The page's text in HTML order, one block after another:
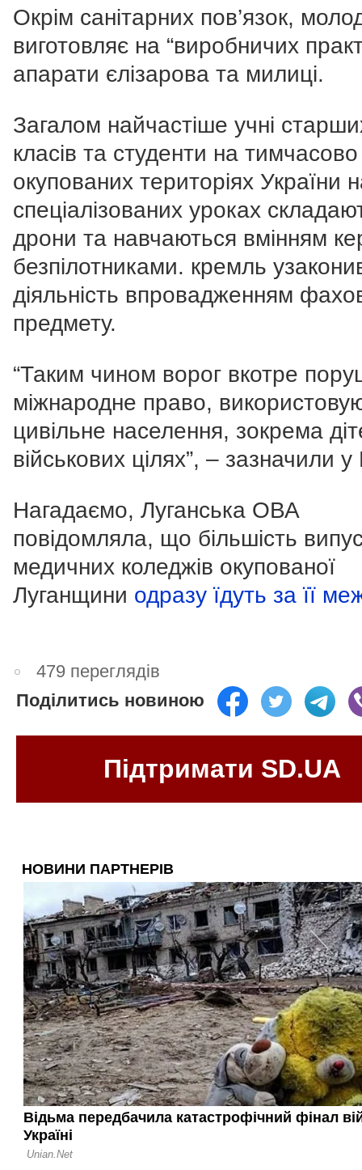
Окрім санітарних пов’язок,
виготовляє на “виробничих
апарати єлізарова та милиці.
Загалом найчастіше учні
класів та студенти на тимчасово
окупованих територіях України
спеціалізованих уроках
дрони та навчаються вмінням
безпілотниками. кремль
діяльність впровадженням
предмету.
“Таким чином ворог вкотре
міжнародне право,
цивільне населення, зокрема
військових цілях”, – зазначили
Нагадаємо, Луганська ОВА
повідомляла, що більшість
медичних коледжів окупованої
Луганщини одразу їдуть за її
479 переглядів
Поділитись новиною
Підтримати SD.UA